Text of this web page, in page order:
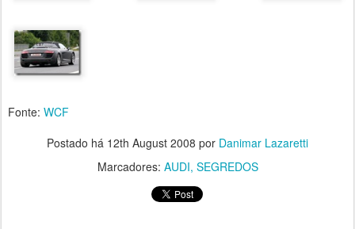
Fonte: WCF
Postado há 12th August 2008 por Danimar Lazaretti
Marcadores: AUDI SEGREDOS